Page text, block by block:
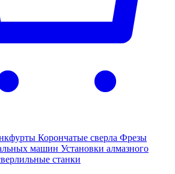
Корончатые сверла Фрезы
машин Установки алмазного
станки